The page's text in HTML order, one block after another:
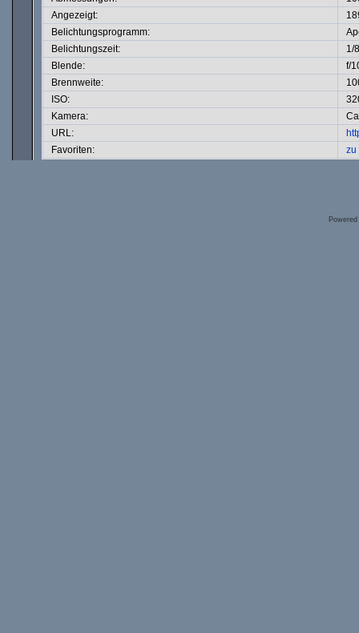
Angezeigt:
Belichtungsprogramm:
Belichtungszeit:
1/
Blende:
f/
Brennweite:
ISO:
Kamera:
URL:
Favoriten:
zu